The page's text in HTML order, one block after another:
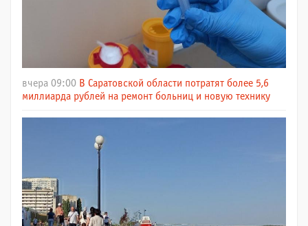
вчера 09:00 В Саратовской области потратят более 5,6
миллиарда рублей на ремонт больниц и новую технику